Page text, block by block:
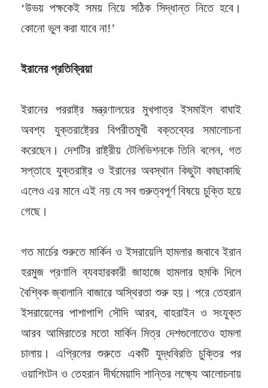
‘উভয় পক্ষকেই সময় নিয়ে সঠিক সিদ্ধান্ত নিতে হবে।
কোনো ভুল করা যাবে না!’
ইরানের প্রতিক্রিয়া
ইরানের পররাষ্ট্র মন্ত্রণালয়ের মুখপাত্র ইসমাইল বাঘাই
অবশ্য যুক্তরাষ্ট্রের বিপরীতমুখী বক্তব্যের সমালোচনা
করেছেন। দেশটির রাষ্ট্রীয় টেলিভিশনকে তিনি বলেন, গত
সপ্তাহে যুক্তরাষ্ট্র ও ইরানের অবস্থান কিছুটা কাছাকাছি
এলেও এর মানে এই নয় যে সব গুরুত্বপূর্ণ বিষয়ে চুক্তি হয়ে
গেছে।
গত মার্চের শুরুতে মার্কিন ও ইসরায়েলি হামলার জবাবে ইরান
হরমুজ প্রণালি ব্যবহারকারী জাহাজে হামলার হুমকি দিলে
বৈশ্বিক জ্বালানি বাজারে অস্থিরতা শুরু হয়। পরে তেহরান
ইসরায়েলের পাশাপাশি সৌদি আরব, বাহরাইন ও সংযুক্ত
আরব আমিরাতের মতো মার্কিন মিত্র দেশগুলোতেও হামলা
চালায়। এপ্রিলের শুরুতে একটি যুদ্ধবিরতি চুক্তির পর
ওয়াশিংটন ও তেহরান দীর্ঘমেয়াদি শান্তির লক্ষ্যে আলোচনায়